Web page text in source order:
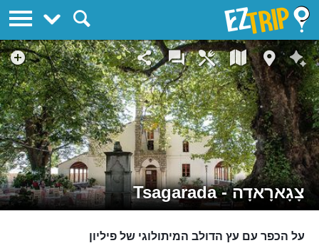
צָגָארָאדָה - Tsagarada
על הכפר עם עץ הדולב המיתולוגי של פיליון
EZTrip